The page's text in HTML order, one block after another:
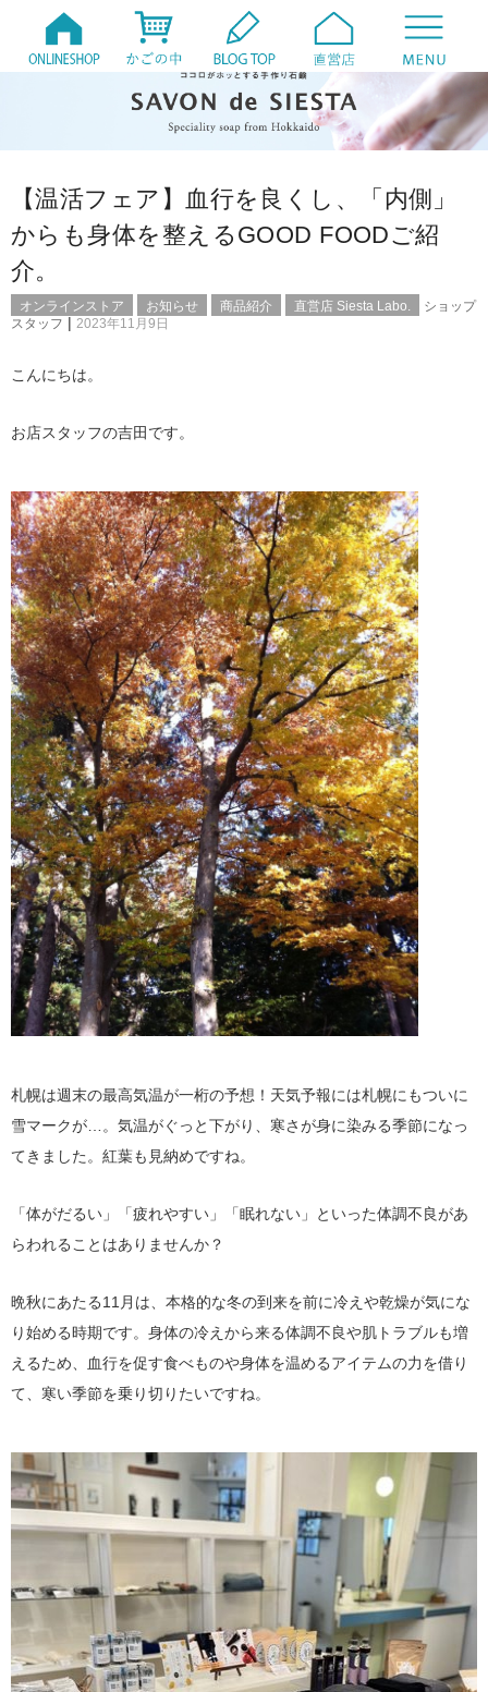
【温活フェア】血行を良くし、「内側」
からも身体を整えるGOOD FOODご紹
介。
オンラインストア お知らせ 商品紹介 直営店 Siesta Labo.
ショップ
スタッフ | 2023年11月9日
こんにちは。
お店スタッフの吉田です。
札幌は週末の最高気温が一桁の予想！天気予報には札幌にもついに
雪マークが…。気温がぐっと下がり、寒さが身に染みる季節になっ
てきました。紅葉も見納めですね。
「体がだるい」「疲れやすい」「眠れない」といった体調不良があ
らわれることはありませんか？
晩秋にあたる11月は、本格的な冬の到来を前に冷えや乾燥が気にな
り始める時期です。身体の冷えから来る体調不良や肌トラブルも増
えるため、血行を促す食べものや身体を温めるアイテムの力を借り
て、寒い季節を乗り切りたいですね。